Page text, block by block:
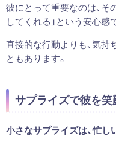
彼にとって重要なのは、そ
してくれる」という安心感
直接的な行動よりも、気
ともあります。
サプライズで彼を笑
小さなサプライズは、忙し